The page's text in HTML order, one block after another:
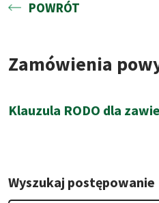
POWRÓT
Zamówienia
Klauzula RODO dla
Wyszukaj postępowanie